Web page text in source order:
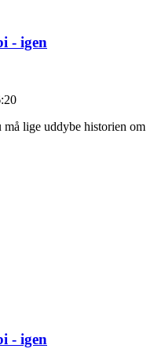
- igen
lige uddybe historien om
- igen